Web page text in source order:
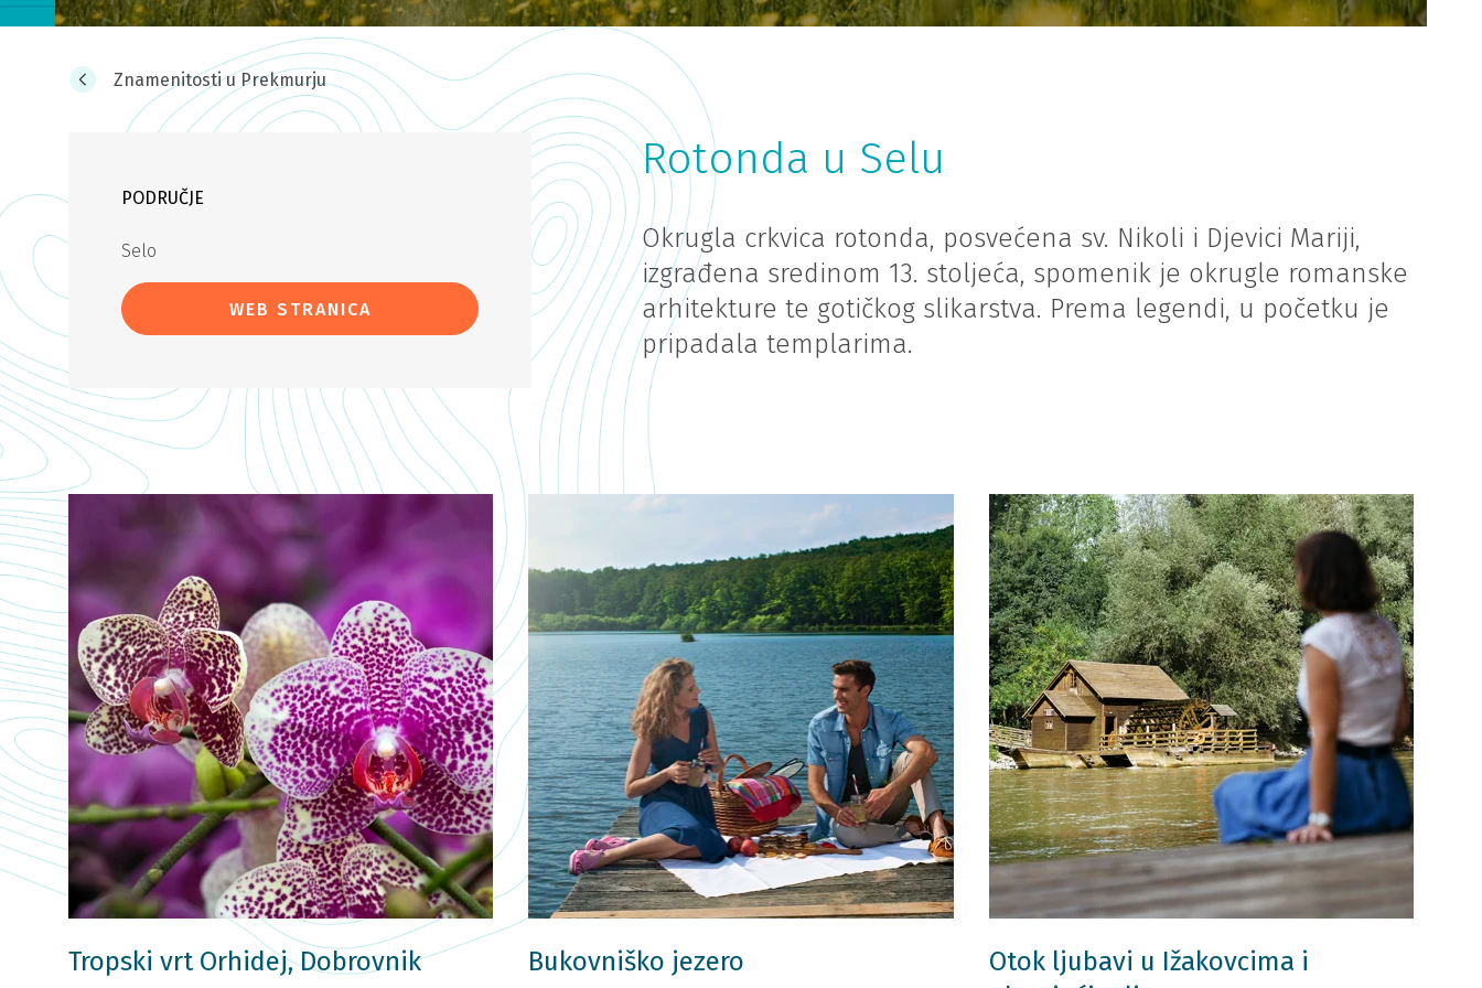
Znamenitosti u Prekmurju
Rotonda u Selu
Okrugla crkvica rotonda, posvećena sv. Nikoli i Djevici Mariji,
izgrađena sredinom 13. stoljeća, spomenik je okrugle romanske
arhitekture te gotičkog slikarstva. Prema legendi, u početku je
pripadala templarima.
PODRUČJE
Selo
WEB STRANICA
Tropski vrt Orhidej, Dobrovnik Bukovniško jezero
Otok ljubavi u Ižakovcima i